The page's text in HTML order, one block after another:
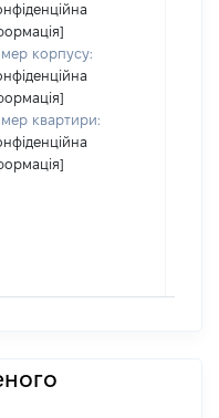
корпусу:
квартири: